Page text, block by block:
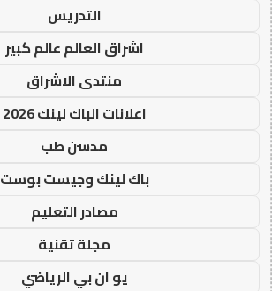
التدريس
اشراق العالم عالم كبير
منتدى الاشراق
اعلانات الباك لينك 2026
مدسن طب
باك لينك وجيست بوست
مصادر التعليم
مجلة تقنية
يو ان بي الرياضي